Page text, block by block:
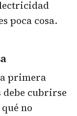
poca cosa.
primera
debe cubrirse
no